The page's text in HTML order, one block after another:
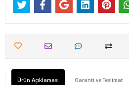
Ürün Açıklaması Garanti ve Teslimat